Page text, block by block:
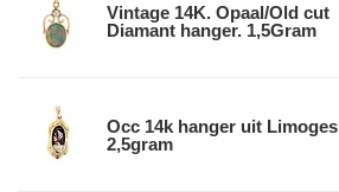
Vintage 14K. Opaal/Old cut
Diamant hanger. 1,5Gram
Occ 14k hanger uit Limoges
2,5gram